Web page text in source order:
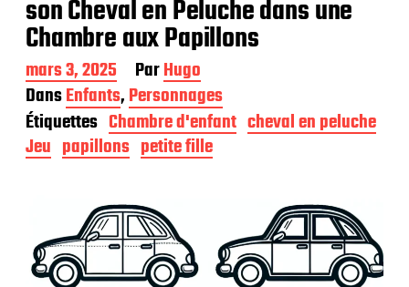
son Cheval en Peluche dans une
Chambre aux Papillons
D
a
t
e
d
e
c
mars 3, 2025 ParHugo
DansEnfants,Personnages
Étiquettes Chambre d'enfant cheval en peluche
Jeu papillons petite fille